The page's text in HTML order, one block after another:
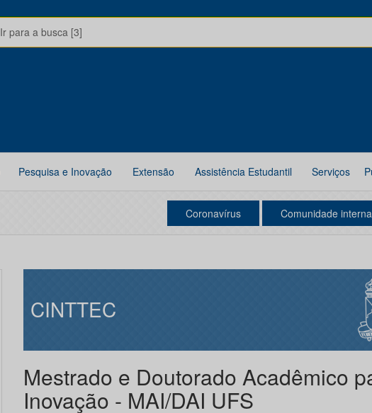
Ir para a busca [3]
Pesquisa e Inovação Extensão Assistência Estudantil Serviços
Coronavírus Comunidade interna
CINTTEC
Mestrado e Doutorado Acadêmico
Inovação - MAI/DAI UFS